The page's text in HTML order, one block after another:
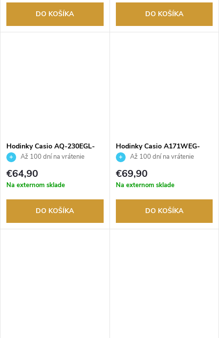
DO KOŠÍKA DO KOŠÍKA
Hodinky Casio AQ-230EGL-
9AEFAž 100 dní na vrátenie
tovaru. Autorizovaný predajca.
€64,90
Na externom sklade
DO KOŠÍKA
Hodinky Casio A171WEG-
9AEFAž 100 dní na vrátenie
tovaru. Autorizovaný predajca.
€69,90
Na externom sklade
DO KOŠÍKA